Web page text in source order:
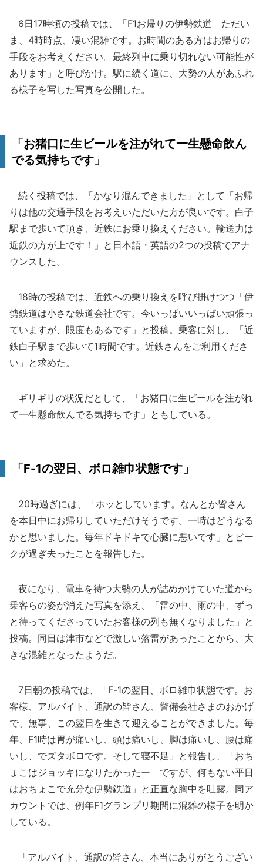
6日17時頃の投稿では、「F1お帰りの伊勢鉄道 ただい
ま、4時時点、凄い混雑です。お時間のある方はお帰りの
手段をお考えください。最終列車に乗り切れない可能性が
あります」と呼びかけ。駅に続く道に、大勢の人があふれ
る様子を写した写真を公開した。
「お猪口に生ビールを注がれて一生懸命飲ん
でる気持ちです」
続く投稿では、「かなり混んできました」として「お帰
りは他の交通手段をお考えいただいた方が良いです。白子
駅まで歩いて頂き、近鉄にお乗り換えください。輸送力は
近鉄の方が上です！」と日本語・英語の2つの投稿でアナ
ウンスした。
18時の投稿では、近鉄への乗り換えを呼び掛けつつ「伊
勢鉄道は小さな鉄道会社です。今いっぱいいっぱい頑張っ
ていますが、限度もあるです」と投稿。乗客に対し、「近
鉄白子駅まで歩いて1時間です。近鉄さんをご利用くださ
い」と求めた。
ギリギリの状況だとして、「お猪口に生ビールを注がれ
て一生懸命飲んでる気持ちです」ともしている。
「F-1の翌日、ボロ雑巾状態です」
20時過ぎには、「ホッとしています。なんとか皆さん
を本日中にお帰りしていただけそうです。一時はどうなる
かと思いました。毎年ドキドキで心臓に悪いです」とピー
クが過ぎ去ったことを報告した。
夜になり、電車を待つ大勢の人が詰めかけていた道から
乗客らの姿が消えた写真を添え、「雷の中、雨の中、ずっ
と待ってくださっていたお客様の列も無くなりました」と
投稿。同日は津市などで激しい落雷があったことから、大
きな混雑となったようだ。
7日朝の投稿では、「F-1の翌日、ボロ雑巾状態です。お
客様、アルバイト、通訳の皆さん、警備会社さまのおかげ
で、無事、この翌日を生きて迎えることができました。毎
年、F1時は胃が痛いし、頭は痛いし、脚は痛いし、腰は痛
いし、でズタボロです。そして寝不足」と報告し、「おち
ょこはジョッキになりたかったー ですが、何もない平日
はおちょこで充分な伊勢鉄道」と正直な胸中を吐露。同ア
カウントでは、例年F1グランプリ期間に混雑の様子を明か
している。
「アルバイト、通訳の皆さん、本当にありがとうござい